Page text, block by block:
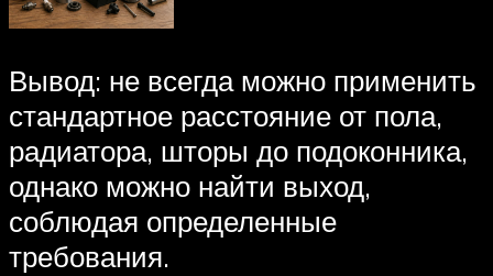
Вывод: не всегда можно применить
стандартное расстояние от пола,
радиатора, шторы до подоконника,
однако можно найти выход,
соблюдая определенные
требования.